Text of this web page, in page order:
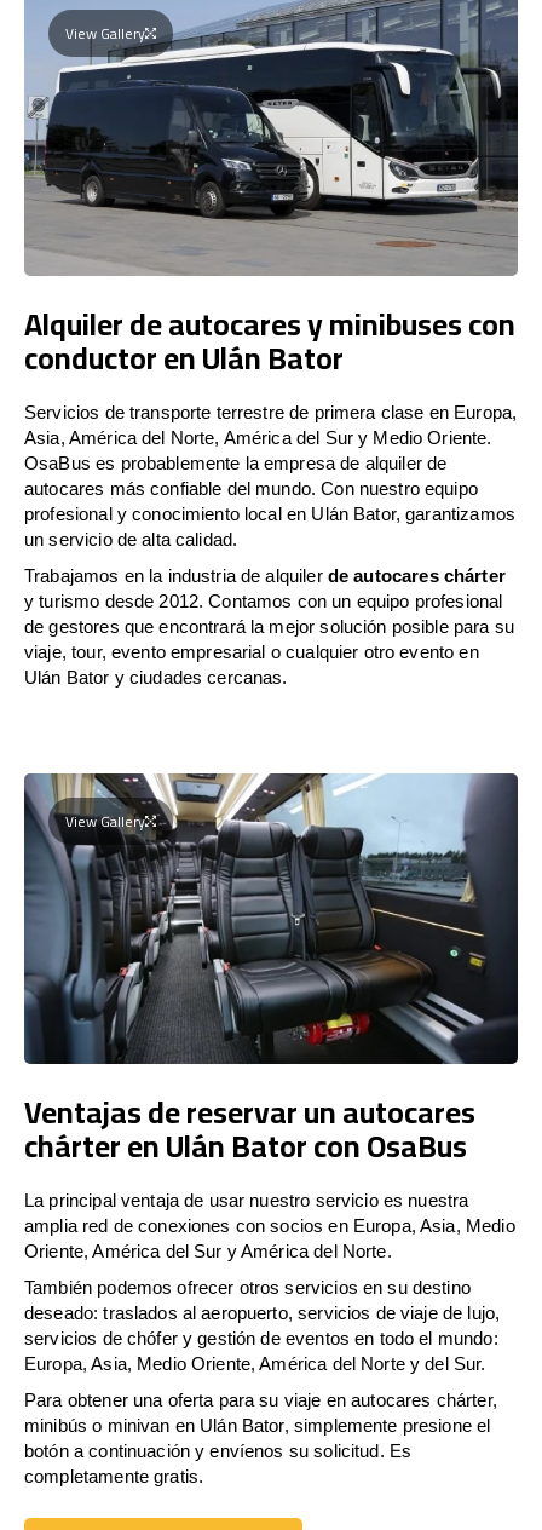
View Gallery
Alquiler de autocares y minibuses con
conductor en Ulán Bator
Servicios de transporte terrestre de primera clase en Europa,
Asia, América del Norte, América del Sur y Medio Oriente.
OsaBus es probablemente la empresa de alquiler de
autocares más confiable del mundo. Con nuestro equipo
profesional y conocimiento local en Ulán Bator, garantizamos
un servicio de alta calidad.
Trabajamos en la industria de alquiler de autocares chárter
y turismo desde 2012. Contamos con un equipo profesional
de gestores que encontrará la mejor solución posible para su
viaje, tour, evento empresarial o cualquier otro evento en
Ulán Bator y ciudades cercanas.
View Gallery
Ventajas de reservar un autocares
chárter en Ulán Bator con OsaBus
La principal ventaja de usar nuestro servicio es nuestra
amplia red de conexiones con socios en Europa, Asia, Medio
Oriente, América del Sur y América del Norte.
También podemos ofrecer otros servicios en su destino
deseado: traslados al aeropuerto, servicios de viaje de lujo,
servicios de chófer y gestión de eventos en todo el mundo:
Europa, Asia, Medio Oriente, América del Norte y del Sur.
Para obtener una oferta para su viaje en autocares chárter,
minibús o minivan en Ulán Bator, simplemente presione el
botón a continuación y envíenos su solicitud. Es
completamente gratis.